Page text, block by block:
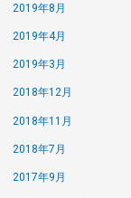
2019年8月
2019年4月
2019年3月
2018年12月
2018年11月
2018年7月
2017年9月